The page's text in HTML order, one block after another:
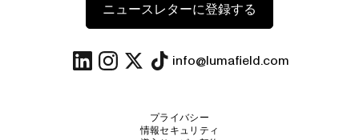
ニュースレターに登録する
info@lumafield.com
プライバシー
情報セキュリティ